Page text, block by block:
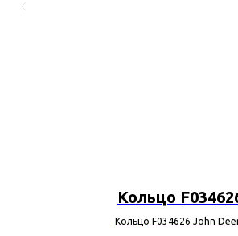
Кольцо
Кольцо F034626 John